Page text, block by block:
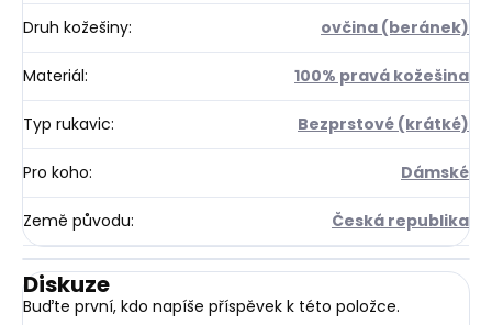
Druh kožešiny: ovčina (beránek)
Materiál: 100% pravá kožešina
Typ rukavic: Bezprstové (krátké)
Pro koho: Dámské
Země původu: Česká republika
Diskuze
Buďte první, kdo napíše příspěvek k této položce.